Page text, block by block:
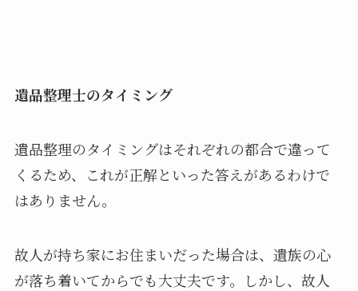
遺品整理士のタイミング
遺品整理のタイミングはそれぞれの都合で違って
くるため、これが正解といった答えがあるわけで
はありません。
故人が持ち家にお住まいだった場合は、遺族の心
が落ち着いてからでも大丈夫です。しかし、故人